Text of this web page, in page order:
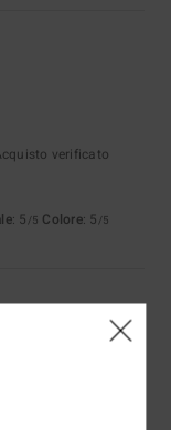
verificato
: 5 /5 Colore: 5 /5